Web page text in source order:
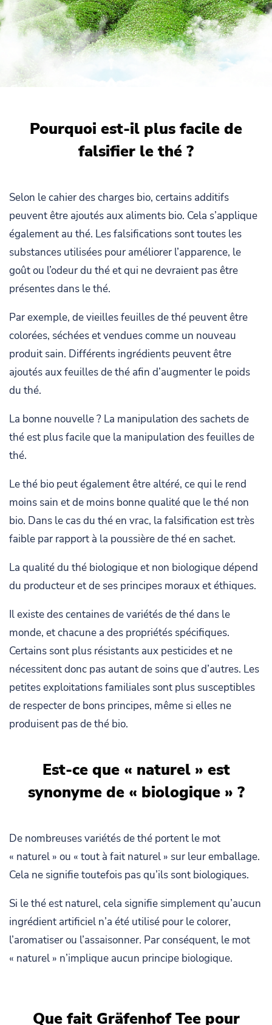
Pourquoi est-il plus facile de
falsifier le thé ?
Selon le cahier des charges bio, certains additifs
peuvent être ajoutés aux aliments bio. Cela s’applique
également au thé. Les falsifications sont toutes les
substances utilisées pour améliorer l’apparence, le
goût ou l’odeur du thé et qui ne devraient pas être
présentes dans le thé.
Par exemple, de vieilles feuilles de thé peuvent être
colorées, séchées et vendues comme un nouveau
produit sain. Différents ingrédients peuvent être
ajoutés aux feuilles de thé afin d’augmenter le poids
du thé.
La bonne nouvelle ? La manipulation des sachets de
thé est plus facile que la manipulation des feuilles de
thé.
Le thé bio peut également être altéré, ce qui le rend
moins sain et de moins bonne qualité que le thé non
bio. Dans le cas du thé en vrac, la falsification est très
faible par rapport à la poussière de thé en sachet.
La qualité du thé biologique et non biologique dépend
du producteur et de ses principes moraux et éthiques.
Il existe des centaines de variétés de thé dans le
monde, et chacune a des propriétés spécifiques.
Certains sont plus résistants aux pesticides et ne
nécessitent donc pas autant de soins que d’autres. Les
petites exploitations familiales sont plus susceptibles
de respecter de bons principes, même si elles ne
produisent pas de thé bio.
Est-ce que « naturel » est
synonyme de « biologique » ?
De nombreuses variétés de thé portent le mot
« naturel » ou « tout à fait naturel » sur leur emballage.
Cela ne signifie toutefois pas qu’ils sont biologiques.
Si le thé est naturel, cela signifie simplement qu’aucun
ingrédient artificiel n’a été utilisé pour le colorer,
l’aromatiser ou l’assaisonner. Par conséquent, le mot
« naturel » n’implique aucun principe biologique.
Que fait Gräfenhof Tee pour